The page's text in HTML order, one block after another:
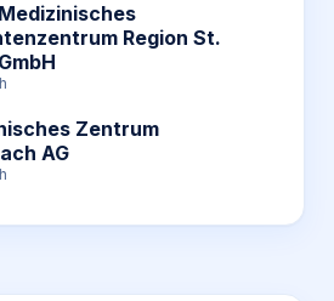
Region St.
Zentrum
AG